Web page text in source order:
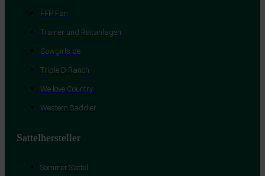
FFP Fan
Trainer und Reitanlagen
Cowgirls.de
Triple D Ranch
We love Country
Western Saddler
Sattelhersteller
Sommer Sättel